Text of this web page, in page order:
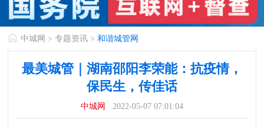
中城网 >专题资讯 >和谐城管网
最美城管｜湖南邵阳李荣能：抗疫情，
保民生，传佳话
中城网 2022-05-07 07:01:04